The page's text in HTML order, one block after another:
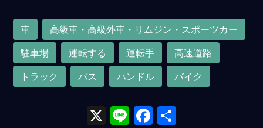
車
高級車・高級外車・リムジン・スポーツカー
駐車場
運転する 運転手
高速道路
トラック
バス ハンドル バイク
X Li F